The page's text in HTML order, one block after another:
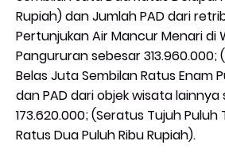
Rupiah) dan Jumlah PAD dari
Pertunjukan Air Mancur Menari
Pangururan sebesar 313.960.000;
Belas Juta Sembilan Ratus Enam
dan PAD dari objek wisata lainnya
173.620.000; (Seratus Tujuh
Ratus Dua Puluh Ribu Rupiah).